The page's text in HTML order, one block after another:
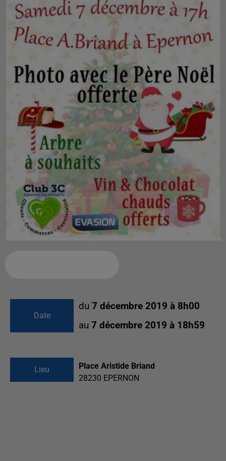
Date
du 7 décembre 2019 à 8h00
au 7 décembre 2019 à 18h59
Lieu
Place Aristide Briand
28230 EPERNON